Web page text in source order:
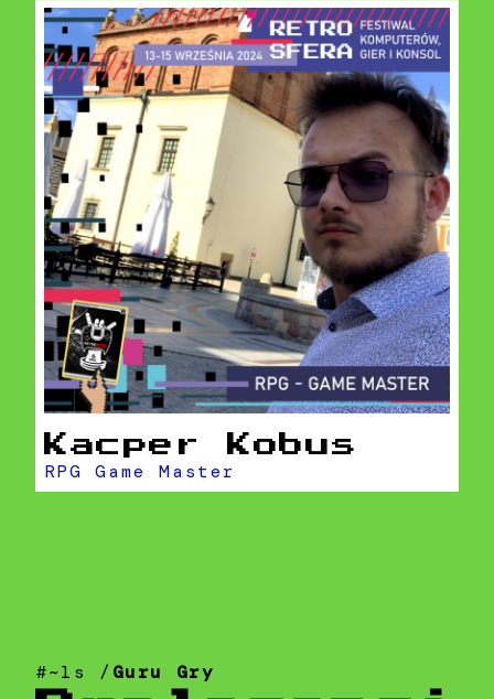
Kacper Kobus
RPG Game Master
#~ls / Guru Gry